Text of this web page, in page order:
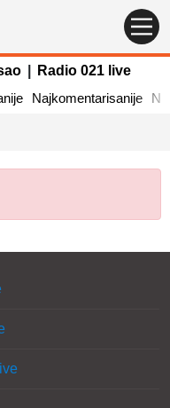
Radio 021 live
Najkomentarisanije